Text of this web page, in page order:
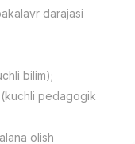
darajasi
bilim);
(kuchli pedagogik
olish